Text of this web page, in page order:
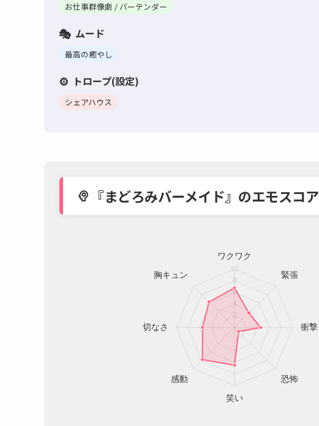
お仕事群像劇 / バーテンダー
ムード
最高の癒やし
トロープ(設定)
シェアハウス
psychology 『まどろみバーメイド』のエモスコア